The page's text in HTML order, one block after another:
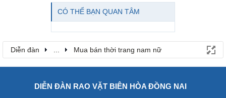
CÓ THỂ BẠN QUAN TÂM
Diễn đàn Mua bán thời trang nam nữ
DIỄN ĐÀN RAO VẶT BIÊN HÒA ĐỒNG NAI